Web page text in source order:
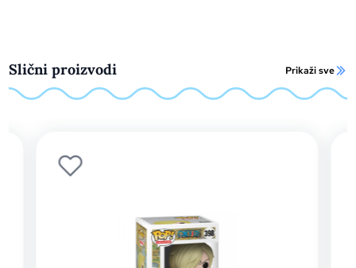
Slični proizvodi Prikaži sve